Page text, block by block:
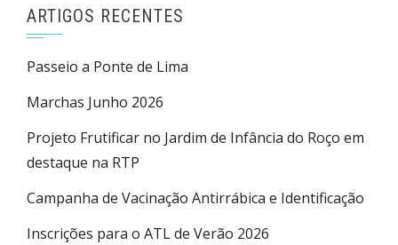
ARTIGOS RECENTES
Passeio a Ponte de Lima
Marchas Junho 2026
Projeto Frutificar no Jardim de Infância do Roço em
destaque na RTP
Campanha de Vacinação Antirrábica e Identificação
Inscrições para o ATL de Verão 2026